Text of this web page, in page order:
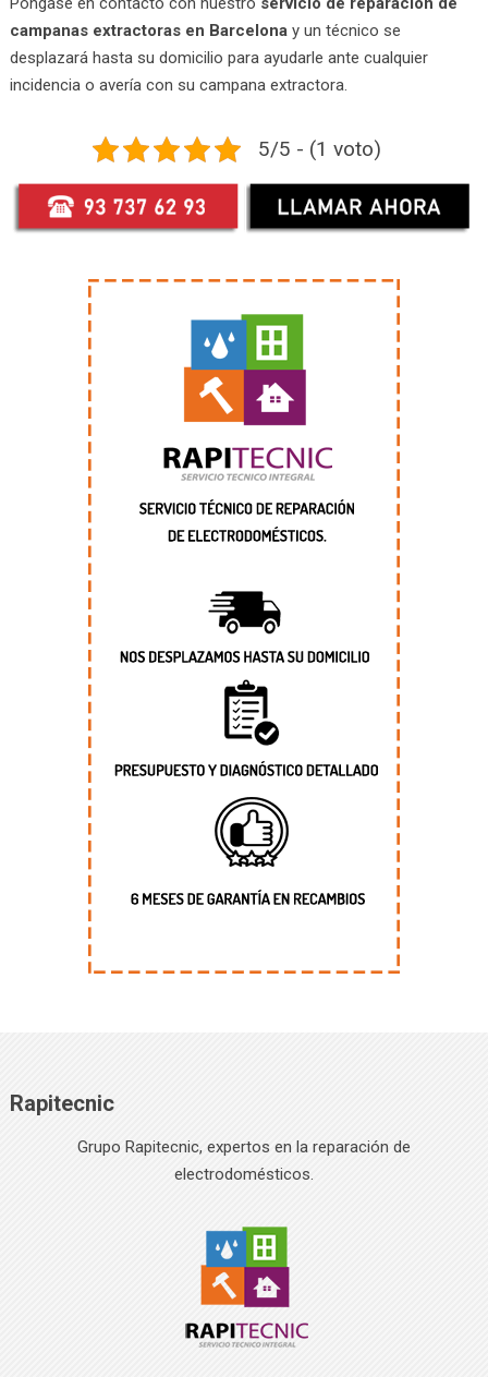
campanas extractoras en Barcelonay un técnico se
desplazará hasta su domicilio para ayudarle ante cualquier
incidencia o avería con su campana extractora.
5/5 - (1 voto)
Rapitecnic
Grupo Rapitecnic, expertos en la reparación de
electrodomésticos.